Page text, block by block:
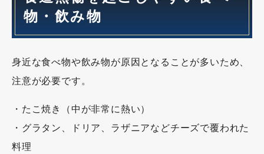
物・飲み物
身近な食べ物や飲み物が原因となることが多いため、
注意が必要です。
・たこ焼き（中が非常に熱い）
・グラタン、ドリア、ラザニアなどチーズで覆われた
料理